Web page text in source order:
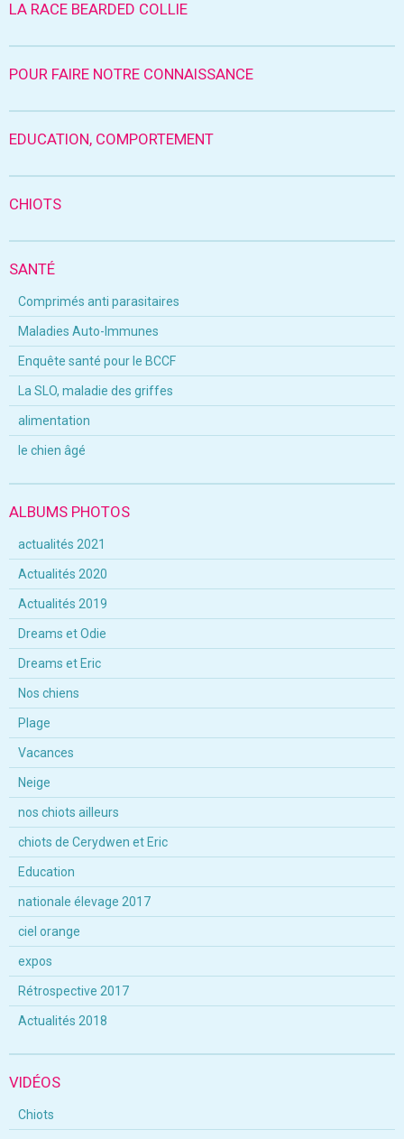
LA RACE BEARDED COLLIE
POUR FAIRE NOTRE CONNAISSANCE
EDUCATION, COMPORTEMENT
CHIOTS
SANTÉ
Comprimés anti parasitaires
Maladies Auto-Immunes
Enquête santé pour le BCCF
La SLO, maladie des griffes
alimentation
le chien âgé
ALBUMS PHOTOS
actualités 2021
Actualités 2020
Actualités 2019
Dreams et Odie
Dreams et Eric
Nos chiens
Plage
Vacances
Neige
nos chiots ailleurs
chiots de Cerydwen et Eric
Education
nationale élevage 2017
ciel orange
expos
Rétrospective 2017
Actualités 2018
VIDÉOS
Chiots